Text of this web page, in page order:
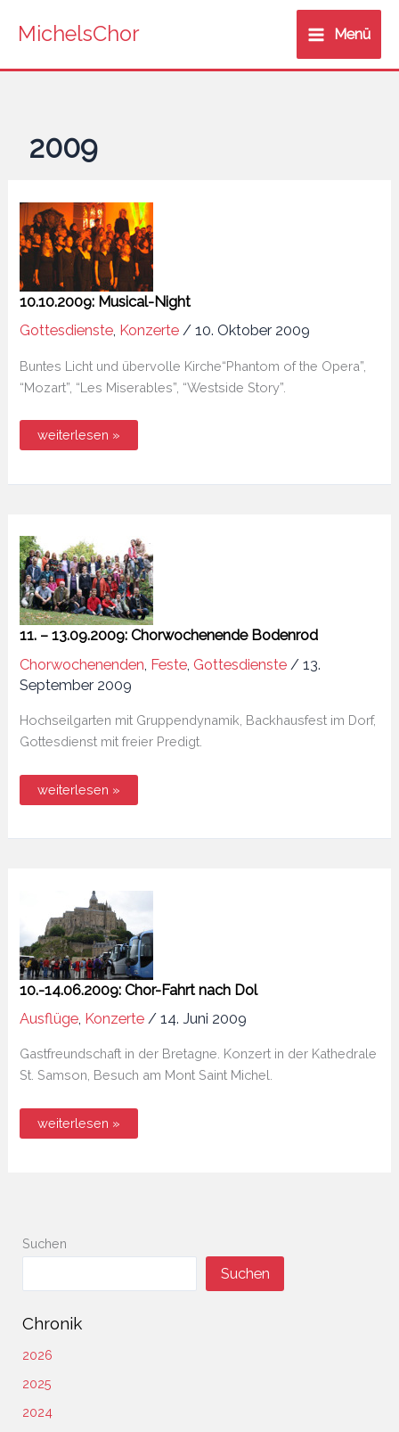
InhaltMichelsChor Menü
2009
10.10.2009: Musical-Night
Gottesdienste, Konzerte/ 10. Oktober 2009
Buntes Licht und übervolle Kirche“Phantom of the Opera”,
“Mozart”, “Les Miserables”, “Westside Story”.
10.10.2009:
weiterlesen »
11. – 13.09.2009: Chorwochenende Bodenrod
Chorwochenenden Feste, Gottesdienste/ 13.
September 2009
Hochseilgarten mit Gruppendynamik, Backhausfest im Dorf,
Gottesdienst mit freier Predigt.
11.
Bodenrod
weiterlesen »
10.-14.06.2009: Chor-Fahrt nach Dol
Ausflüge, Konzerte/ 14. Juni 2009
Gastfreundschaft in der Bretagne. Konzert in der Kathedrale
St. Samson, Besuch am Mont Saint Michel.
10.-14.06.2009:
weiterlesen »
Suchen
Suchen
Chronik
2026
2025
2024